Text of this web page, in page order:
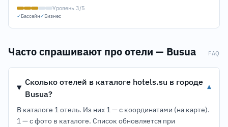
Уровень 3/5
✓Бассейн✓Бизнес
Часто спрашивают про отели — Busua FAQ
Сколько отелей в каталоге hotels.su в городе
Busua?
▾
В каталоге 1 отель. Из них 1 — с координатами (на карте).
1 — с фото в каталоге. Список обновляется при